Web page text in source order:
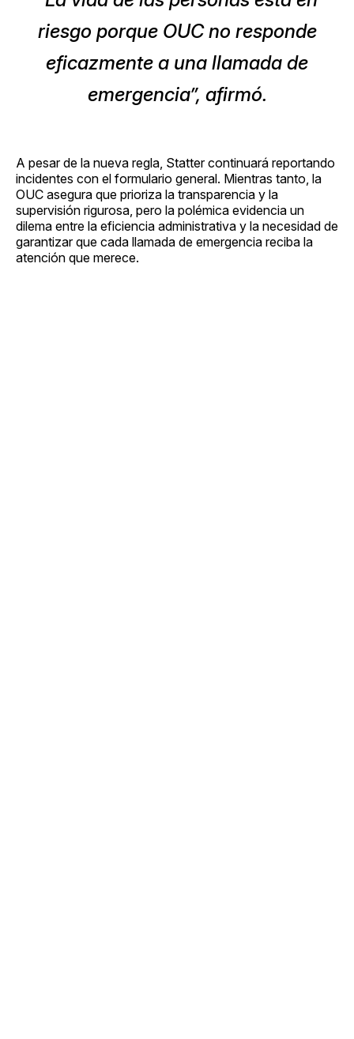
riesgo porque OUC no responde
eficazmente a una llamada de
emergencia”, afirmó.
A pesar de la nueva regla, Statter continuará reportando
incidentes con el formulario general. Mientras tanto, la
OUC asegura que prioriza la transparencia y la
supervisión rigurosa, pero la polémica evidencia un
dilema entre la eficiencia administrativa y la necesidad de
garantizar que cada llamada de emergencia reciba la
atención que merece.